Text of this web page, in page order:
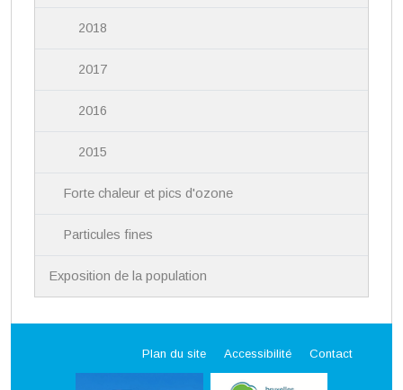
2018
2017
2016
2015
Forte chaleur et pics d'ozone
Particules fines
Exposition de la population
Plan du site Accessibilité Contact